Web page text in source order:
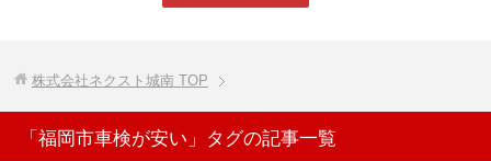
株式会社ネクスト城南TOP
「福岡市車検が安い」タグの記事一覧